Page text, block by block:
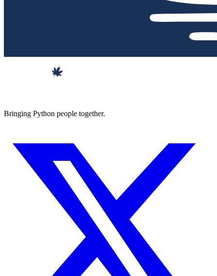
Bringing Python people together.